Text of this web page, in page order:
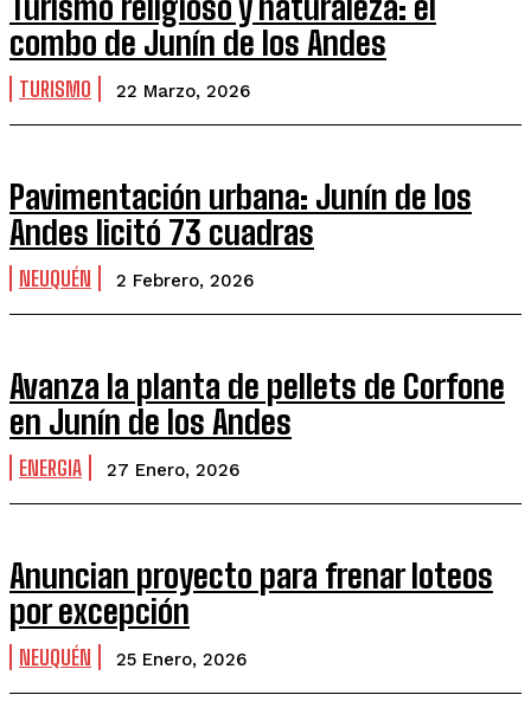
combo de Junín de los Andes
TURISMO 22 Marzo, 2026
Pavimentación urbana: Junín de los
Andes licitó 73 cuadras
NEUQUÉN 2 Febrero, 2026
Avanza la planta de pellets de Corfone
en Junín de los Andes
ENERGIA 27 Enero, 2026
Anuncian proyecto para frenar loteos
por excepción
NEUQUÉN 25 Enero, 2026